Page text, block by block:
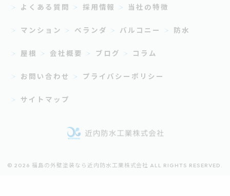
よくある質問 採用情報 当社の特徴
マンション ベランダ バルコニー 防水
屋根 会社概要 ブログ コラム
お問い合わせ プライバシーポリシー
サイトマップ
© 2026 福島の外壁塗装なら近内防水工業株式会社 ALL RIGHTS RESERVED.